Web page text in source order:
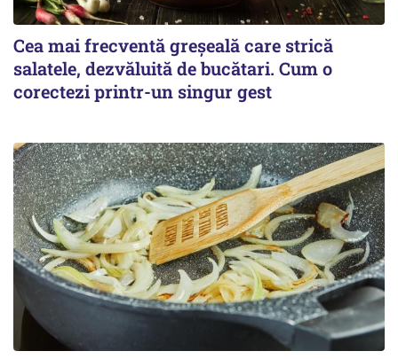
Cea mai frecventă greșeală care strică
salatele, dezvăluită de bucătari. Cum o
corectezi printr-un singur gest